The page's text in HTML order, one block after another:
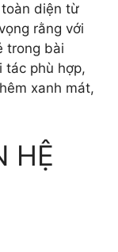
toàn diện từ
rằng với
trong bài
tác phù hợp,
xanh mát,
HỆ